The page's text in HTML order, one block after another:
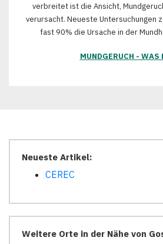
verbreitet ist die Ansicht,
verursacht. Neueste Untersuchungen
fast 90% die Ursache in der
MUNDGERUCH - WAS
Neueste Artikel:
CEREC
Weitere Orte in der Nähe von